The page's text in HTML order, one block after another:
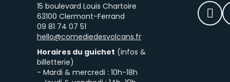
15 boulevard Louis Chartoire
63100 Clermont-Ferrand
‭09 81 74 07 51‬
hello@comediedesvolcans.fr
Horaires du guichet (infos &
billetterie)
- Mardi & mercredi : 10h-18h